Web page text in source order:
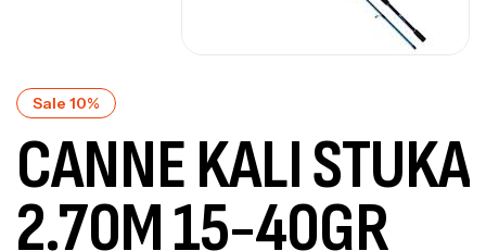
Sale 10%
CANNE KALI STUKA
2.70M 15-40GR